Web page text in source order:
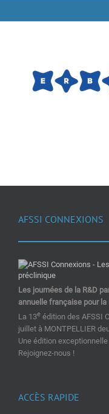
AFSSI CONNEXIONS
Les journées de la R&D
annuelle française pour la
La 13e édition des AFSSI
juillet à MONTPELLIER
Une édition
Rejoignez-nous !
ACCÈS RAPIDE